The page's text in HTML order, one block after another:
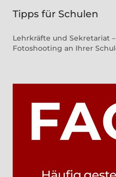
Tipps für Schulen
Lehrkräfte und Sekretariat
Fotoshooting an Ihrer